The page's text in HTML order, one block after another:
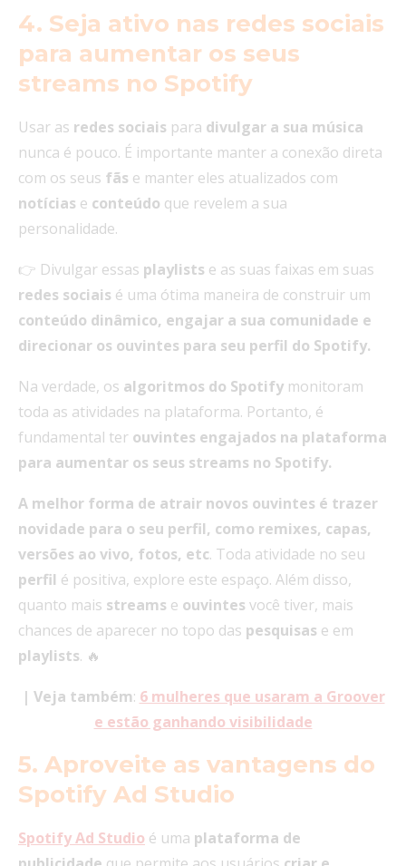
4. Seja ativo nas redes sociais
para aumentar os seus
streams no Spotify
Usar as redes sociais para divulgar a sua música
nunca é pouco. É importante manter a conexão direta
com os seus fãs e manter eles atualizados com
notícias e conteúdo que revelem a sua
personalidade.
👉 Divulgar essas playlists e as suas faixas em suas
redes sociais é uma ótima maneira de construir um
conteúdo dinâmico, engajar a sua comunidade e
direcionar os ouvintes para seu perfil do Spotify.
Na verdade, os algoritmos do Spotify monitoram
toda as atividades na plataforma. Portanto, é
fundamental ter ouvintes engajados na plataforma
para aumentar os seus streams no Spotify.
A melhor forma de atrair novos ouvintes é trazer
novidade para o seu perfil, como remixes, capas,
versões ao vivo, fotos, etc. Toda atividade no seu
perfil é positiva, explore este espaço. Além disso,
quanto mais streams e ouvintes você tiver, mais
chances de aparecer no topo das pesquisas e em
playlists. 🔥
| Veja também: 6 mulheres que usaram a Groover
e estão ganhando visibilidade
5. Aproveite as vantagens do
Spotify Ad Studio
Spotify Ad Studio é uma plataforma de